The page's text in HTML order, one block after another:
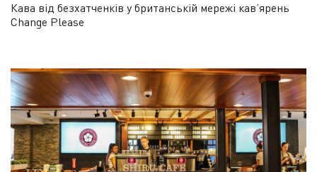
Кава від безхатченків у британській мережі кав’ярень
Change Please